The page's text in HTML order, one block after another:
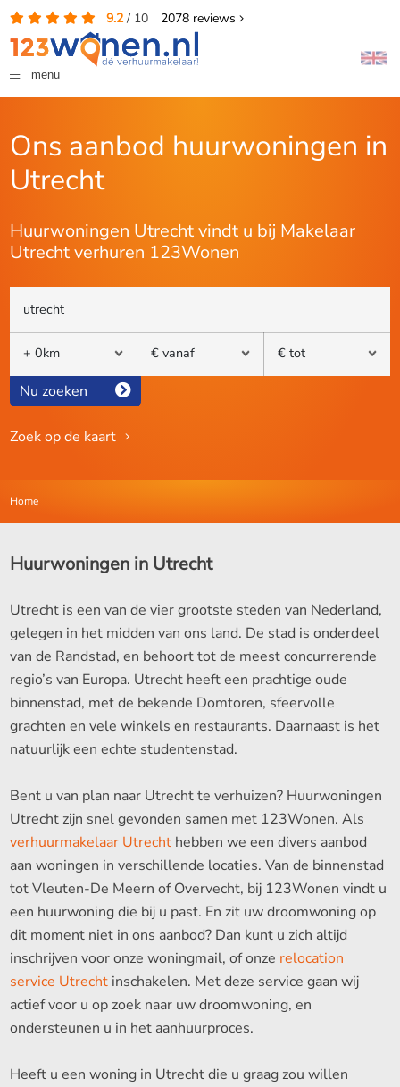
9.2/ 10 2078reviews
menu
Ons aanbod huurwoningen in
Utrecht
Huurwoningen Utrecht vindt u bij Makelaar
Utrecht verhuren 123Wonen
Nu zoeken
Zoek op de kaart
Home
Huurwoningen in Utrecht
Utrecht is een van de vier grootste steden van Nederland,
gelegen in het midden van ons land. De stad is onderdeel
van de Randstad, en behoort tot de meest concurrerende
regio’s van Europa. Utrecht heeft een prachtige oude
binnenstad, met de bekende Domtoren, sfeervolle
grachten en vele winkels en restaurants. Daarnaast is het
natuurlijk een echte studentenstad.
Bent u van plan naar Utrecht te verhuizen? Huurwoningen
Utrecht zijn snel gevonden samen met 123Wonen. Als
verhuurmakelaar Utrechthebben we een divers aanbod
aan woningen in verschillende locaties. Van de binnenstad
tot Vleuten-De Meern of Overvecht, bij 123Wonen vindt u
een huurwoning die bij u past. En zit uw droomwoning op
dit moment niet in ons aanbod? Dan kunt u zich altijd
inschrijven voor onze woningmail, of onze relocation
service Utrechtinschakelen. Met deze service gaan wij
actief voor u op zoek naar uw droomwoning, en
ondersteunen u in het aanhuurproces.
Heeft u een woning in Utrecht die u graag zou willen